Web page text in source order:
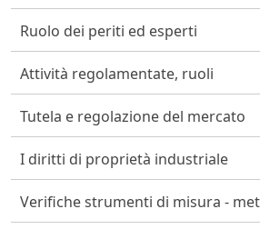
Ruolo dei periti ed esperti
Attività regolamentate, ruoli
Tutela e regolazione del mercato
I diritti di proprietà industriale
Verifiche strumenti di misura -